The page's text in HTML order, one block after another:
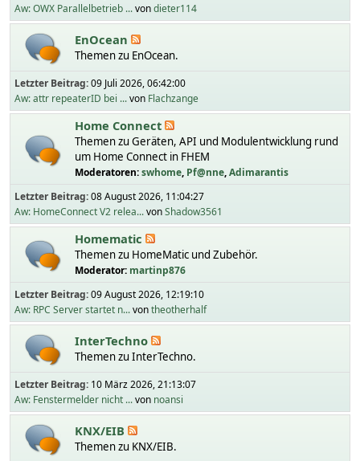
Aw: OWX Parallelbetrieb ...vondieter114
EnOcean
Themen zu EnOcean.
Letzter Beitrag:09 Juli 2026, 06:42:00
Aw: attr repeaterID bei ...von Flachzange
Home Connect
Themen zu Geräten, API und Modulentwicklung rund
um Home Connect in FHEM
Moderatoren:swhome, Pf@nne,Adimarantis
Letzter Beitrag:08 August 2026, 11:04:27
Aw: HomeConnect V2 relea...vonShadow3561
Homematic
Themen zu HomeMatic und Zubehör.
Moderator: martinp876
Letzter Beitrag:09 August 2026, 12:19:10
Aw: RPC Server startet n...vontheotherhalf
InterTechno
Themen zu InterTechno.
Letzter Beitrag: 10 März 2026, 21:13:07
Aw: Fenstermelder nicht ...von noansi
KNX/EIB
Themen zu KNX/EIB.